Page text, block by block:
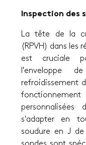
Inspection des
La tête de la
(RPVH) dans les
est cruciale
l'enveloppe
refroidissement
fonctionnement
s'adapter en
soudure en J